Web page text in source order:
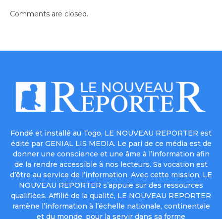
Comments are closed.
Fondé et installé au Togo, LE NOUVEAU REPORTER est
édité par GENIAL LIS MEDIA. Le pari de ce média est de
donner une conscience et une âme à l’information afin
de la rendre accessible à nos lecteurs. Sa vocation est
d’être au service de l’information. Avec cette mission, LE
NOUVEAU REPORTER s’appuie sur des ressources
qualifiées. Affilié de la qualité, LE NOUVEAU REPORTER
ramène l’information à l’échelle nationale, continentale
et du monde, pour la servir dans sa forme